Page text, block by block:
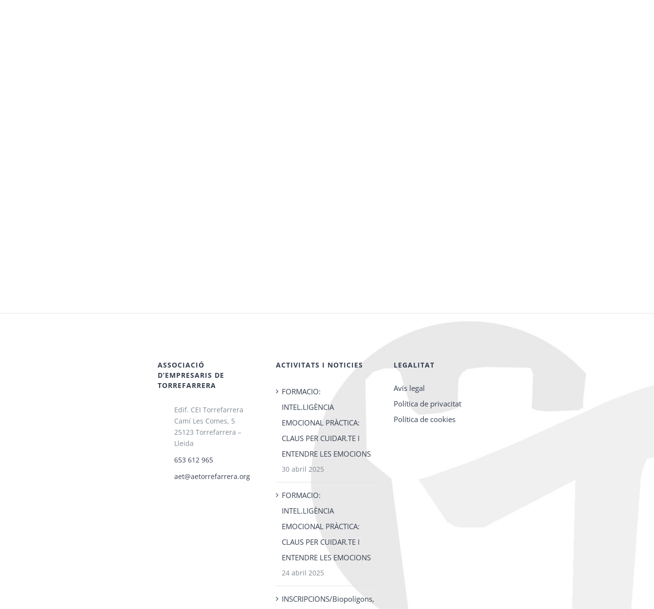
ASSOCIACIÓ
D’EMPRESARIS DE
TORREFARRERA
Edif. CEI Torrefarrera
Camí Les Comes, 5
25123 Torrefarrera –
Lleida
653 612 965
aet@aetorrefarrera.org
ACTIVITATS I NOTICIES
FORMACIO:
INTEL.LIGÈNCIA
EMOCIONAL PRÀCTICA:
CLAUS PER CUIDAR.TE I
ENTENDRE LES EMOCIONS
30 abril 2025
FORMACIO:
INTEL.LIGÈNCIA
EMOCIONAL PRÀCTICA:
CLAUS PER CUIDAR.TE I
ENTENDRE LES EMOCIONS
24 abril 2025
INSCRIPCIONS/Biopolígons,
LEGALITAT
Avís legal
Política de privacitat
Política de cookies